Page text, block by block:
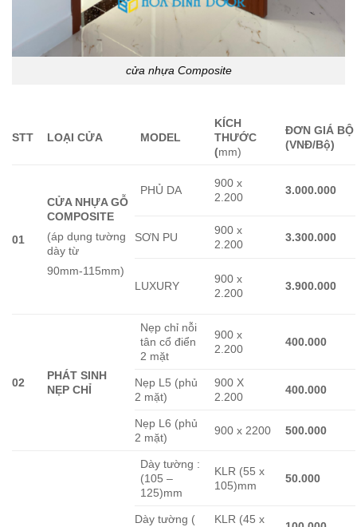
cửa nhựa Composite
STT LOẠI CỬA MODEL
KÍCH
THƯỚC
(mm)
ĐƠN GIÁ BỘ
(VNĐ/Bộ)
01
CỬA NHỰA GỖ
COMPOSITE
(áp dụng tường
dày từ
90mm-115mm)
PHỦ DA
900 x
2.200
3.000.000
SƠN PU
900 x
2.200
3.300.000
LUXURY
900 x
2.200
3.900.000
02
PHÁT SINH
NẸP CHỈ
Nẹp chỉ nỗi
tân cổ điển
2 mặt
900 x
2.200
400.000
Nẹp L5 (phủ
2 mặt)
900 X
2.200
400.000
Nẹp L6 (phủ
2 mặt)
900 x 2200 500.000
Dày tường :
(105 –
125)mm
KLR (55 x
105)mm
50.000
Dày tường (
KLR (45 x